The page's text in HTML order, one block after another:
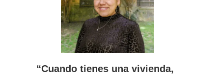
“Cuando tienes una vivienda,